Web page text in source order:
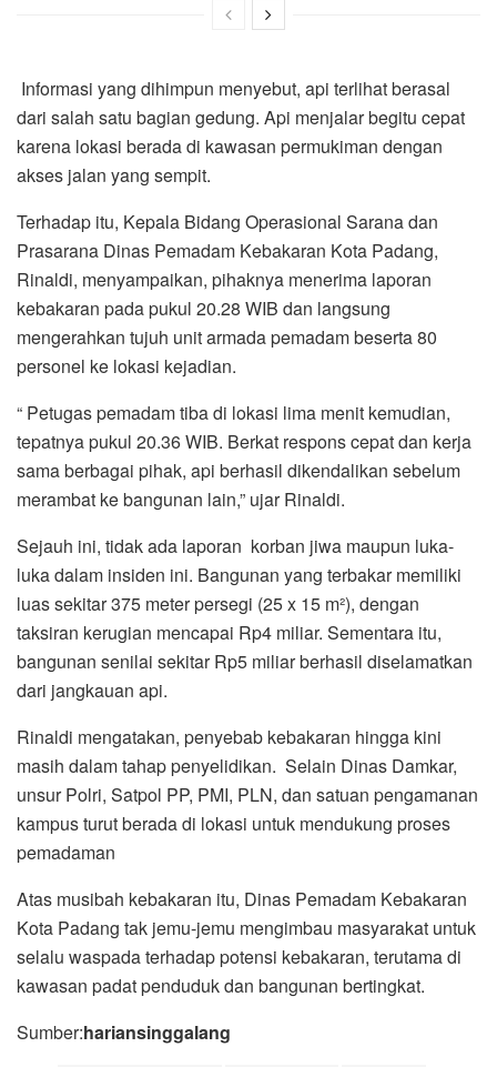
Informasi yang dihimpun menyebut, api terlihat berasal
dari salah satu bagian gedung. Api menjalar begitu cepat
karena lokasi berada di kawasan permukiman dengan
akses jalan yang sempit.
Terhadap itu, Kepala Bidang Operasional Sarana dan
Prasarana Dinas Pemadam Kebakaran Kota Padang,
Rinaldi, menyampaikan, pihaknya menerima laporan
kebakaran pada pukul 20.28 WIB dan langsung
mengerahkan tujuh unit armada pemadam beserta 80
personel ke lokasi kejadian.
“ Petugas pemadam tiba di lokasi lima menit kemudian,
tepatnya pukul 20.36 WIB. Berkat respons cepat dan kerja
sama berbagai pihak, api berhasil dikendalikan sebelum
merambat ke bangunan lain,” ujar Rinaldi.
Sejauh ini, tidak ada laporan korban jiwa maupun luka-
luka dalam insiden ini. Bangunan yang terbakar memiliki
luas sekitar 375 meter persegi (25 x 15 m²), dengan
taksiran kerugian mencapai Rp4 miliar. Sementara itu,
bangunan senilai sekitar Rp5 miliar berhasil diselamatkan
dari jangkauan api.
Rinaldi mengatakan, penyebab kebakaran hingga kini
masih dalam tahap penyelidikan. Selain Dinas Damkar,
unsur Polri, Satpol PP, PMI, PLN, dan satuan pengamanan
kampus turut berada di lokasi untuk mendukung proses
pemadaman
Atas musibah kebakaran itu, Dinas Pemadam Kebakaran
Kota Padang tak jemu-jemu mengimbau masyarakat untuk
selalu waspada terhadap potensi kebakaran, terutama di
kawasan padat penduduk dan bangunan bertingkat.
Sumber:hariansinggalang